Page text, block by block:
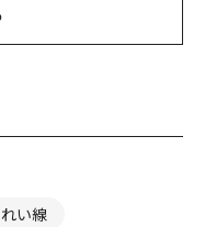
い線